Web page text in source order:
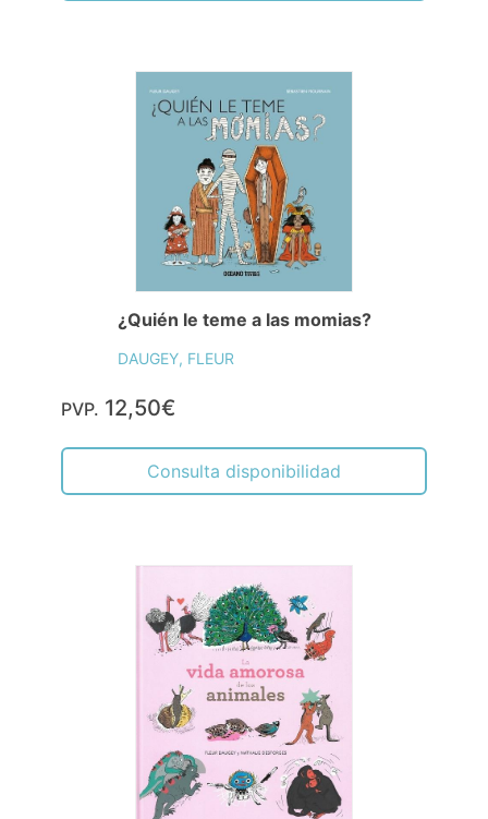
¿Quién le teme a las momias?
DAUGEY, FLEUR
PVP. 12,50€
Consulta disponibilidad